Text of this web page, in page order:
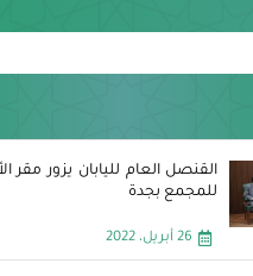
القنصل العام لليابان يزور مقر
للمجمع بجدة
26 أبريل، 2022